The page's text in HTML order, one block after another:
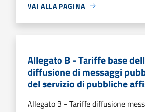
VAI ALLA PAGINA
Allegato B - Tariffe base
diffusione di messaggi
del servizio di pubbliche
Allegato B - Tariffe diffusione